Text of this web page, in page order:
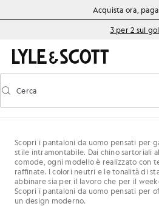
Vai al contenuto principale
Informazioni sull'accessibilità
Acquista ora,
3 per 2 sul
Attiva/disattiva la ricerca predittiva
Cerca
Scopri i pantaloni da uomo pensati per
stile intramontabile. Dai chino sartoriali
comode, ogni modello è realizzato con
raffinate. I colori neutri e le tonalità di
abbinare sia per il lavoro che per il
Scopri i pantaloni da uomo pensati per
un design moderno.